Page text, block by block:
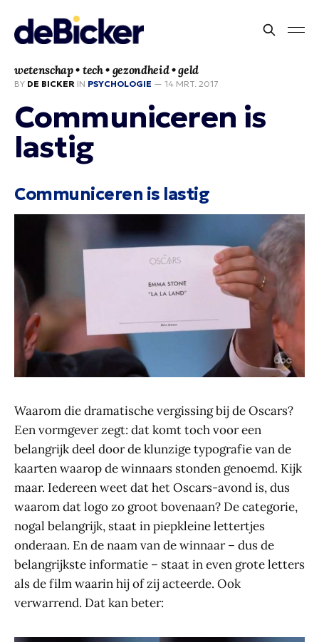
wetenschap • tech • gezondheid • geld
BY DE BICKER IN PSYCHOLOGIE — 14 MRT. 2017
Communiceren is
lastig
Communiceren is lastig
Waarom die dramatische vergissing bij de Oscars?
Een vormgever zegt: dat komt toch voor een
belangrijk deel door de klunzige typografie van de
kaarten waarop de winnaars stonden genoemd. Kijk
maar. Iedereen weet dat het Oscars-avond is, dus
waarom dat logo zo groot bovenaan? De categorie,
nogal belangrijk, staat in piepkleine lettertjes
onderaan. En de naam van de winnaar – dus de
belangrijkste informatie – staat in even grote letters
als de film waarin hij of zij acteerde. Ook
verwarrend. Dat kan beter: